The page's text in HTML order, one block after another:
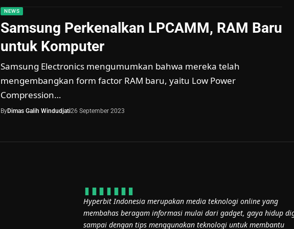
NEWS
Samsung Perkenalkan LPCAMM, RAM Baru
untuk Komputer
Samsung Electronics mengumumkan bahwa mereka telah
mengembangkan form factor RAM baru, yaitu Low Power
Compression…
ByDimas Galih Windudjati26 September 2023
Hyperbit Indonesia merupakan media teknologi online yang
membahas beragam informasi mulai dari gadget, gaya hidup
sampai dengan tips menggunakan teknologi untuk membantu